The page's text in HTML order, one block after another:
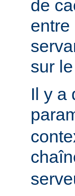
de
entre
sur
Il y a